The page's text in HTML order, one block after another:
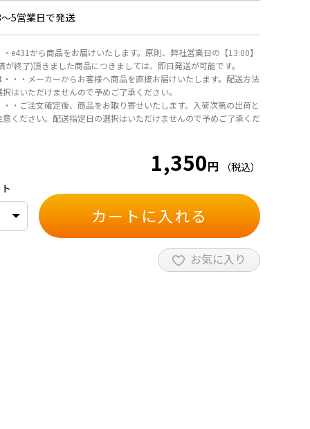
5営業日で発送
e431から商品をお届けいたします。原則、弊社営業日の【13:00】
が終了)頂きました商品につきましては、即日発送が可能です。
・・メーカーからお客様へ商品を直接お届けいたします。配送方法
はいただけませんので予めご了承ください。
・ご注文確定後、商品をお取り寄せいたします。入荷次第の出荷と
ください。配送指定日の選択はいただけませんので予めご了承くだ
1,350円
（税込）
カートに入れる
お気に入り